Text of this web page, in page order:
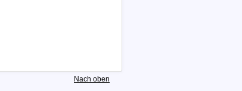
Nach oben